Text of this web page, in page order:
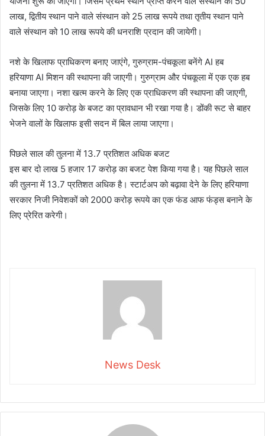
लाख, द्वितीय स्थान पाने वाले संस्थान को 25 लाख रूपये तथा तृतीय स्थान पाने
वाले संस्थान को 10 लाख रूपये की धनराशि प्रदान की जायेगी।
नशे के खिलाफ प्राधिकरण बनाए जाएंगे, गुरुग्राम-पंचकूला बनेंगे AI हब
हरियाणा AI मिशन की स्थापना की जाएगी। गुरुग्राम और पंचकूला में एक एक हब
बनाया जाएगा। नशा खत्म करने के लिए एक प्राधिकरण की स्थापना की जाएगी,
जिसके लिए 10 करोड़ के बजट का प्रावधान भी रखा गया है। डोंकी रूट से बाहर
भेजने वालों के खिलाफ इसी सदन में बिल लाया जाएगा।
पिछले साल की तुलना में 13.7 प्रतिशत अधिक बजट
इस बार दो लाख 5 हजार 17 करोड़ का बजट पेश किया गया है। यह पिछले साल
की तुलना में 13.7 प्रतिशत अधिक है। स्टार्टअप को बढ़ावा देने के लिए हरियाणा
सरकार निजी निवेशकों को 2000 करोड़ रूपये का एक फंड आफ फंड्स बनाने के
लिए प्रेरित करेगी।
News Desk